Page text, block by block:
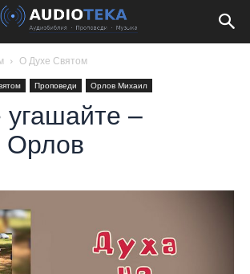
О Духе Святом
Проповеди Орлов Михаил
–